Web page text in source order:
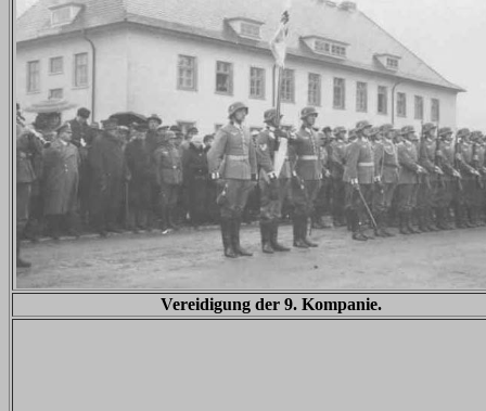
Vereidigung der 9. Kompanie.